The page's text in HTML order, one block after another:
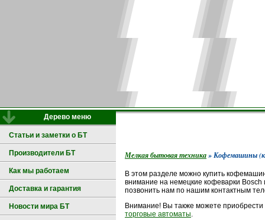
Дерево меню
Статьи и заметки о БТ
Производители БТ
Как мы работаем
Доставка и гарантия
Новости мира БТ
Мелкая бытовая техника» Кофемашины
В этом разделе можно купить
внимание на немецкие кофеварки
позвонить нам по нашим контактным
Внимание! Вы также можете
торговые автоматы.